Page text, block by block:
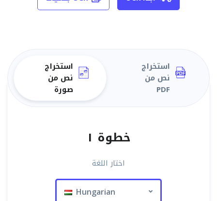
استخراج
نص من
صورة
استخراج
نص من
PDF
خطوة ١
اختار اللغة
Hungarian